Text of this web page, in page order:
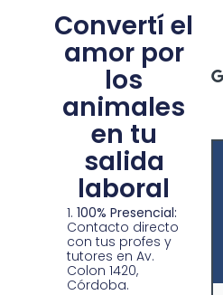
Convertí el
amor por
los
animales
en tu
salida
laboral
100% Presencial:
Contacto directo
con tus profes y
tutores en Av.
Colon 1420,
Córdoba.